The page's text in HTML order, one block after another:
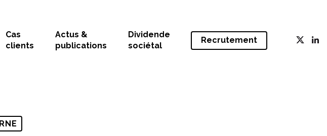
Cas
clients
Actus &
publications
Dividende
sociétal
Recrutement